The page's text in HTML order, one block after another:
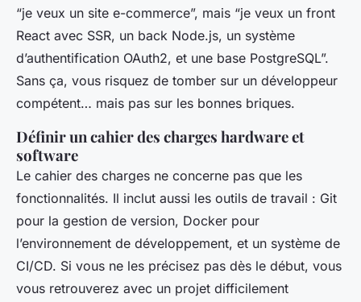
“je veux un site e-commerce”, mais “je veux un front
React avec SSR, un back Node.js, un système
d’authentification OAuth2, et une base PostgreSQL”.
Sans ça, vous risquez de tomber sur un développeur
compétent… mais pas sur les bonnes briques.
Définir un cahier des charges hardware et
software
Le cahier des charges ne concerne pas que les
fonctionnalités. Il inclut aussi les outils de travail : Git
pour la gestion de version, Docker pour
l’environnement de développement, et un système de
CI/CD. Si vous ne les précisez pas dès le début, vous
vous retrouverez avec un projet difficilement